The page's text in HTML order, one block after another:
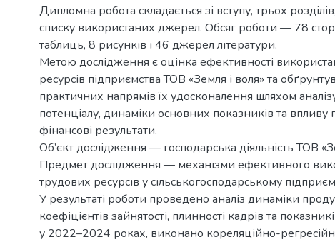
Дипломна робота складається зі вступу, трьох
списку використаних джерел. Обсяг роботи — 78
таблиць, 8 рисунків і 46 джерел літератури.
Метою дослідження є оцінка ефективності
ресурсів підприємства ТОВ «Земля і воля» та
практичних напрямів їх удосконалення шляхом
потенціалу, динаміки основних показників та впливу
фінансові результати.
Об’єкт дослідження — господарська діяльність ТОВ
Предмет дослідження — механізми ефективного
трудових ресурсів у сільськогосподарському
У результаті роботи проведено аналіз динаміки
коефіцієнтів зайнятості, плинності кадрів та
у 2022–2024 роках, виконано кореляційно-